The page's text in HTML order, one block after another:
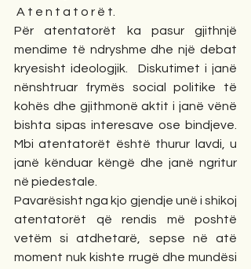
A t e n t a t o r ë t.
Për atentatorët ka pasur gjithnjë
mendime të ndryshme dhe një debat
kryesisht ideologjik.  Diskutimet i janë
nënshtruar frymës social politike të
kohës dhe gjithmonë aktit i janë vënë
bishta sipas interesave ose bindjeve.
Mbi atentatorët është thurur lavdi, u
janë kënduar këngë dhe janë ngritur
në piedestale.
Pavarësisht nga kjo gjendje unë i shikoj
atentatorët që rendis më poshtë
vetëm si atdhetarë, sepse në atë
moment nuk kishte rrugë dhe mundësi